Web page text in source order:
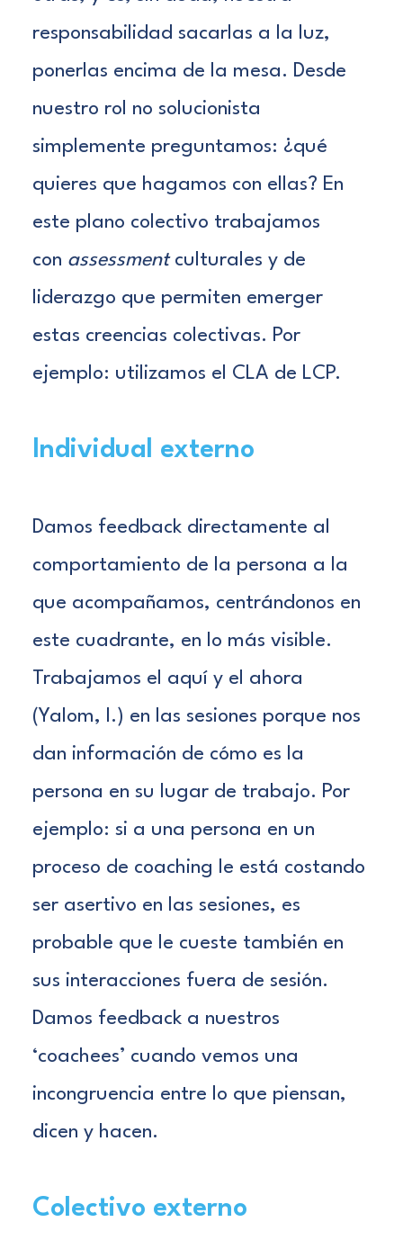
responsabilidad sacarlas a la luz,
ponerlas encima de la mesa. Desde
nuestro rol no solucionista
simplemente preguntamos: ¿qué
quieres que hagamos con ellas? En
este plano colectivo trabajamos
con assessment culturales y de
liderazgo que permiten emerger
estas creencias colectivas. Por
ejemplo: utilizamos el CLA de LCP.
Individual externo
Damos feedback directamente al
comportamiento de la persona a la
que acompañamos, centrándonos en
este cuadrante, en lo más visible.
Trabajamos el aquí y el ahora
(Yalom, I.) en las sesiones porque nos
dan información de cómo es la
persona en su lugar de trabajo. Por
ejemplo: si a una persona en un
proceso de coaching le está costando
ser asertivo en las sesiones, es
probable que le cueste también en
sus interacciones fuera de sesión.
Damos feedback a nuestros
‘coachees’ cuando vemos una
incongruencia entre lo que piensan,
dicen y hacen.
Colectivo externo